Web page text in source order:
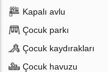
Kapalı avlu
Çocuk parkı
Çocuk kaydırakları
Çocuk havuzu